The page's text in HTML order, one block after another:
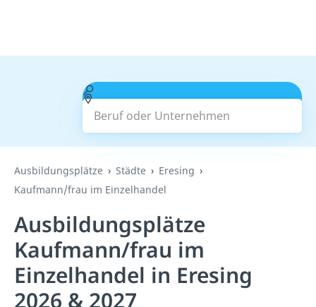
Beruf oder Unternehmen
Suchen
Ausbildungsplätze Städte
Eresing
Kaufmann/frau im Einzelhandel
Ausbildungsplätze
Kaufmann/frau im
Einzelhandel in Eresing
2026 & 2027